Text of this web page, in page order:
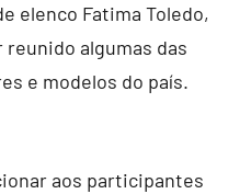
elenco Fatima Toledo,
algumas das
e modelos do país.
aos participantes